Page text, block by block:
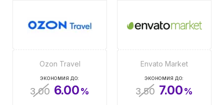
Ozon Travel
ЭКОНОМИЯ ДО:
3.00 6.00%
Envato Market
ЭКОНОМИЯ ДО:
3.50 7.00%